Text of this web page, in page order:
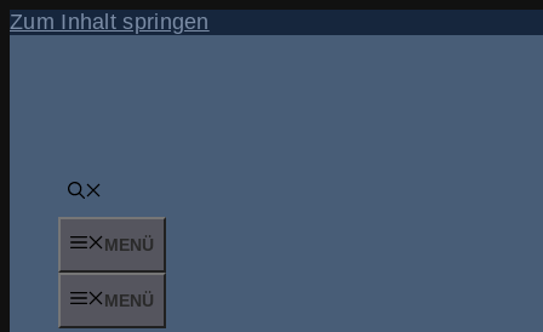
Zum Inhalt springen
MENÜ
MENÜ